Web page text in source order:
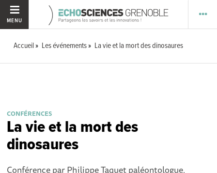
MENU
Accueil Les événements La vie et la mort des dinosaures
CONFÉRENCES
La vie et la mort des
dinosaures
Conférence par Philippe Taquet paléontologue,